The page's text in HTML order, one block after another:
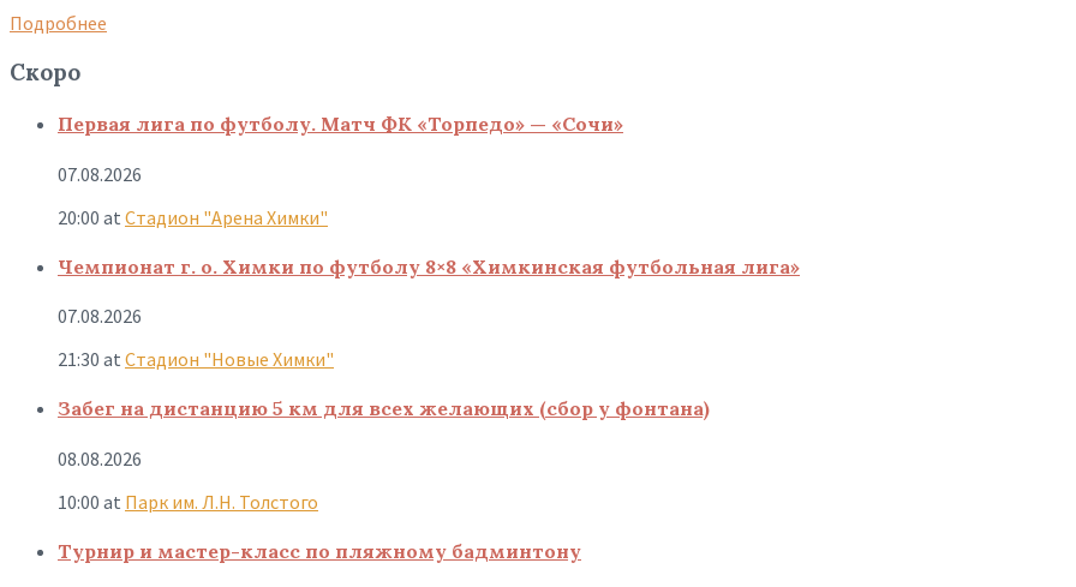
Подробнее
Скоро
Первая лига по футболу. Матч ФК «Торпедо» — «Сочи»
07.08.2026
20:00 at Стадион "Арена Химки"
Чемпионат г. о. Химки по футболу 8×8 «Химкинская футбольная лига»
07.08.2026
21:30 at Стадион "Новые Химки"
Забег на дистанцию 5 км для всех желающих (сбор у фонтана)
08.08.2026
10:00 at Парк им. Л.Н. Толстого
Турнир и мастер-класс по пляжному бадминтону